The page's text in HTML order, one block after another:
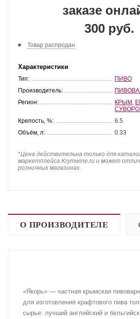
заказе
300 руб.
Товар распродан
Характеристики
Тип:
ПИВО
Производитель:
Регион:
КРЫМ
Крепость, %:
6.5
Объём, л:
0.33
*Цена действительна только для
маркетплейса Krymwine.ru и может
розничных магазинах.
О ПРОИЗВОДИТЕЛЕ
«Якорь» — частная крымская
для изготовления крафтового пива
сырье: лучший английский и